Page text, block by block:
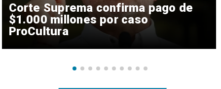
Corte Suprema confirma pago de
$1.000 millones por caso
ProCultura